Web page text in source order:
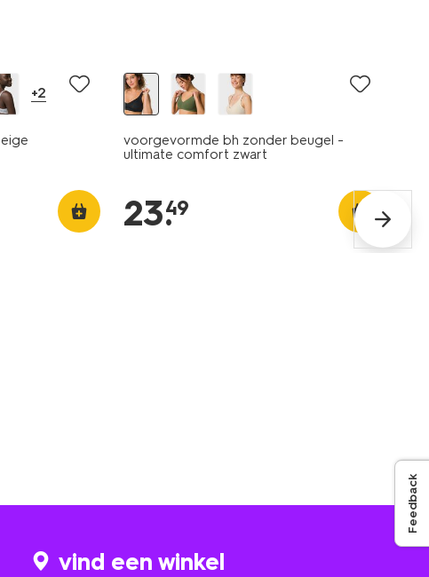
+2
voorgevormde bh zonder beugel -
ultimate comfort zwart
23.
49
vind een winkel
Feedback